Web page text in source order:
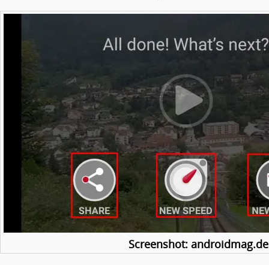
Screenshot: androidmag.de